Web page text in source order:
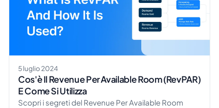
5 luglio 2024
Cos'è Il Revenue Per Available Room (RevPAR)
E Come Si Utilizza
Scopri i segreti del Revenue Per Available Room